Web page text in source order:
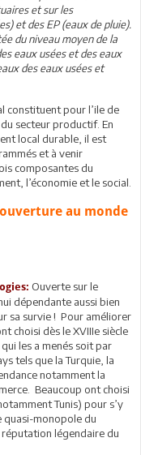
et sur les
et des EP (eaux de pluie).
du niveau moyen de la
eaux usées et des eaux
des eaux usées et
constituent pour l’ile de
secteur productif. En
local durable, il est
et à venir
composantes du
l’économie et le social.
au monde
Ouverte sur le
dépendante aussi bien
sa survie ! Pour améliorer
choisi dès le XVIIIe siècle
les a menés soit par
tels que la Turquie, la
notamment la
Beaucoup ont choisi
Tunis) pour s’y
quasi-monopole du
légendaire du